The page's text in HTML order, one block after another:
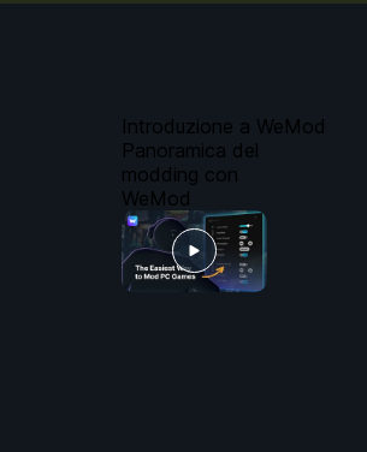
Introduzione a WeMod
Panoramica del
modding con
WeMod